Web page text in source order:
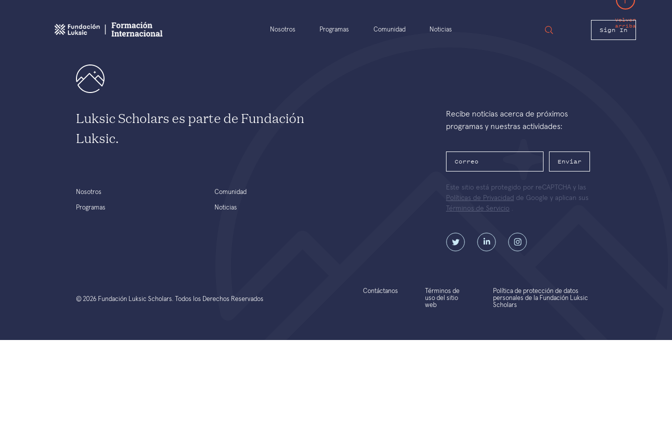
Nosotros Programas Comunidad Noticias Sign In
Volver
arriba
Luksic Scholars es parte de Fundación
Luksic.
Nosotros
Programas
Comunidad
Noticias
Recibe noticias acerca de próximos
programas y nuestras actividades:
Enviar
Este sitio está protegido por reCAPTCHA y las
Políticas de Privacidad de Google y aplican sus
Términos de Servicio .
© 2026 Fundación Luksic Scholars. Todos los Derechos Reservados
Contáctanos
Términos de
uso del sitio
web
Política de protección de datos
personales de la Fundación Luksic
Scholars